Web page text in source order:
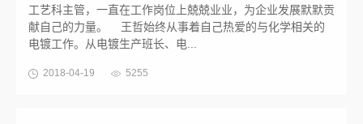
工艺科主管，一直在工作岗位上兢兢业业，为企业发展默默贡
献自己的力量。 王哲始终从事着自己热爱的与化学相关的
电镀工作。从电镀生产班长、电...
2018-04-19 5255